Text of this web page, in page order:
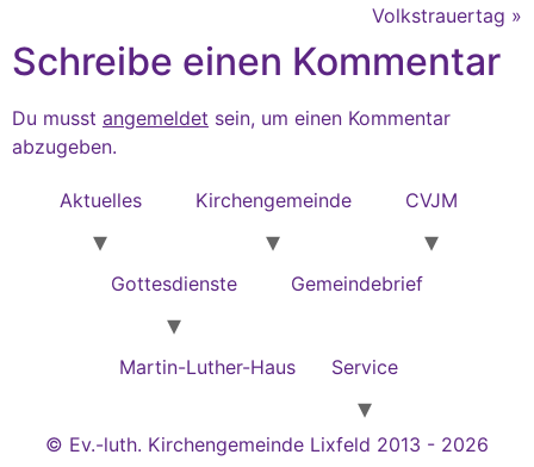
Volkstrauertag »
Schreibe einen Kommentar
Du musst angemeldet sein, um einen Kommentar
abzugeben.
Aktuelles Kirchengemeinde CVJM
Gottesdienste Gemeindebrief
Martin-Luther-Haus Service
© Ev.-luth. Kirchengemeinde Lixfeld 2013 - 2026